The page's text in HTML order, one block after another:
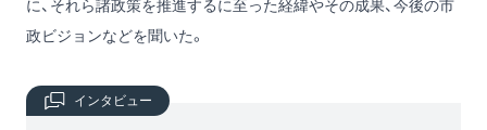
に、それら諸政策を推進するに至った経緯やその成果、今後の市
政ビジョンなどを聞いた。
インタビュー